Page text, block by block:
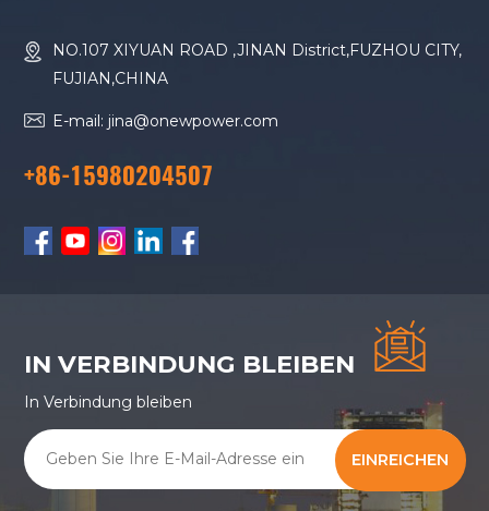
NO.107 XIYUAN ROAD ,JINAN District,FUZHOU CITY,
FUJIAN,CHINA
E-mail: jina@onewpower.com
+86-15980204507
IN VERBINDUNG BLEIBEN
In Verbindung bleiben
EINREICHEN